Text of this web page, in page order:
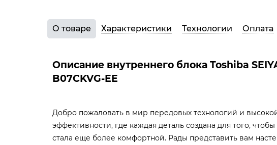
О товаре Характеристики Технологии Оплата
Описание внутреннего блока Toshiba
B07CKVG-EE
Добро пожаловать в мир передовых технологий и
эффективности, где каждая деталь создана для того,
стала еще более комфортной. Рады представить вам